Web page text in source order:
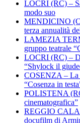
LOCRI (RC) –
modo suo
MENDICINO
terza annualità
LAMEZIA
gruppo teatrale
LOCRI (RC) –
“Shylock il
COSENZA – La
“Cosenza in
POLISTENA
cinematografica”
REGGIO
docufilm di